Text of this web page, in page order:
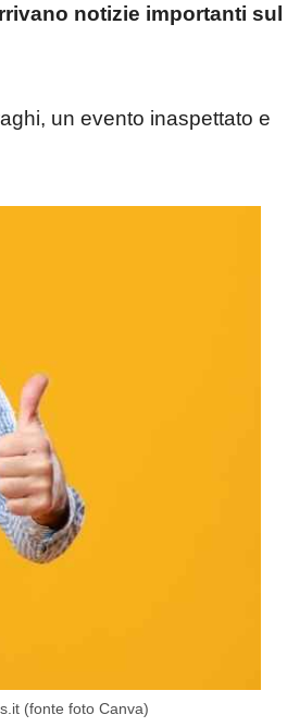
notizie importanti sul
un evento inaspettato e
(fonte foto Canva)